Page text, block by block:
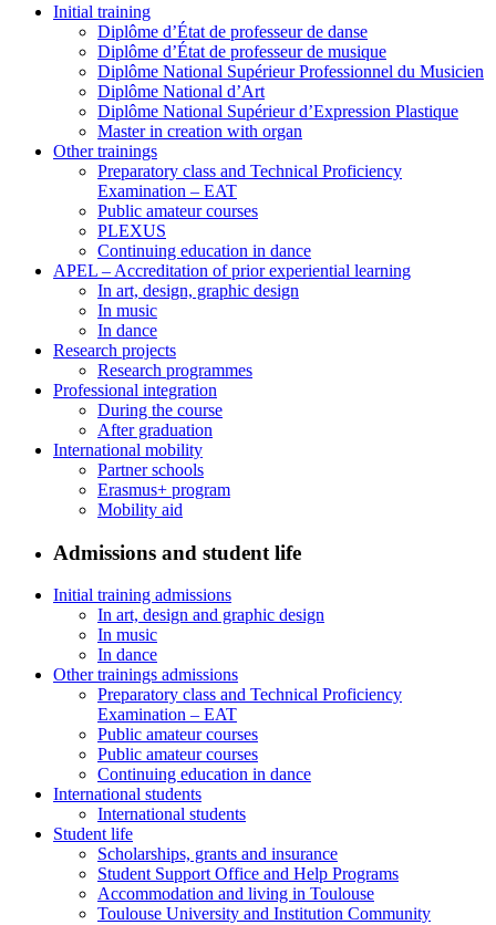
Initial training
Diplôme d’État de professeur de danse
Diplôme d’État de professeur de musique
Diplôme National Supérieur Professionnel du Musicien
Diplôme National d’Art
Diplôme National Supérieur d’Expression Plastique
Master in creation with organ
Other trainings
Preparatory class and Technical Proficiency
Examination – EAT
Public amateur courses
PLEXUS
Continuing education in dance
APEL – Accreditation of prior experiential learning
In art, design, graphic design
In music
In dance
Research projects
Research programmes
Professional integration
During the course
After graduation
International mobility
Partner schools
Erasmus+ program
Mobility aid
Admissions and student life
Initial training admissions
In art, design and graphic design
In music
In dance
Other trainings admissions
Preparatory class and Technical Proficiency
Examination – EAT
Public amateur courses
Public amateur courses
Continuing education in dance
International students
International students
Student life
Scholarships, grants and insurance
Student Support Office and Help Programs
Accommodation and living in Toulouse
Toulouse University and Institution Community